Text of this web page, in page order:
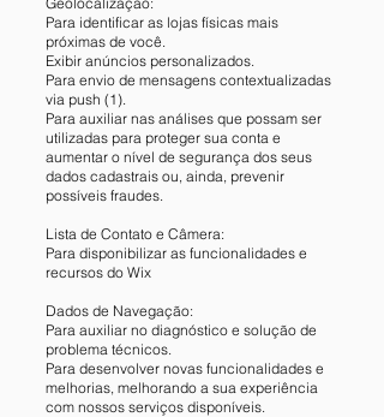
Para identificar as lojas físicas mais
próximas de você.
Exibir anúncios personalizados.
Para envio de mensagens contextualizadas
via push (1).
Para auxiliar nas análises que possam ser
utilizadas para proteger sua conta e
aumentar o nível de segurança dos seus
dados cadastrais ou, ainda, prevenir
possíveis fraudes.
Lista de Contato e Câmera:
Para disponibilizar as funcionalidades e
recursos do Wix
Dados de Navegação:
Para auxiliar no diagnóstico e solução de
problema técnicos.
Para desenvolver novas funcionalidades e
melhorias, melhorando a sua experiência
com nossos serviços disponíveis.